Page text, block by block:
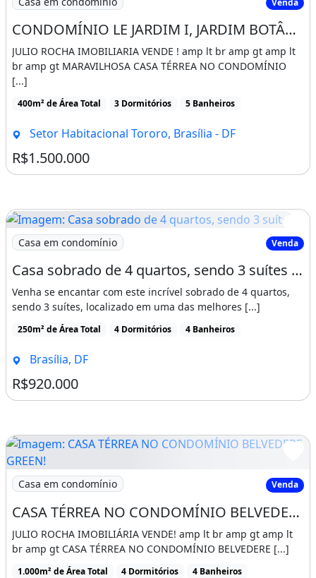
Infraestrutura completa com materiais de
Tubulações, conexões e parte estrutural
executadas com qualidade superior
Localização estratégica
Região dos Lagos em Sobradinho, um dos
pontos mais consolidados e valorizados da
região.
Segurança
Tranquilidade
Fácil acesso
Perfil familiar
Essa não é uma casa “de mercado”.
quem valoriza construção bem feita e não
quer dor de cabeça com reforma ou
manutenção.
Características da casa em condomínio:
Churrasqueira
Dependência De Empregados
CONDOMÍNIO LE JARDIM I, JARDIM BOTÂNICO, BRASÍLIA - DF
JULIO ROCHA IMOBILIARIA VENDE ! amp lt br amp gt amp lt
br amp gt MARAVILHOSA CASA TÉRREA NO CONDOMÍNIO
[...]
400m² de Área Total 3 Dormitórios 5 Banheiros
Setor Habitacional Tororo, Brasília - DF
R$1.500.000
Imagem: Casa sobrado de 4 quartos, sendo 3 suítes
Casa em condomínio Venda
Casa sobrado de 4 quartos, sendo 3 suítes c/Piscina
Venha se encantar com este incrível sobrado de 4 quartos,
sendo 3 suítes, localizado em uma das melhores [...]
250m² de Área Total 4 Dormitórios 4 Banheiros
Brasília, DF
R$920.000
Imagem: CASA TÉRREA NO CONDOMÍNIO BELVEDERE
Casa em condomínio Venda
CASA TÉRREA NO CONDOMÍNIO BELVEDERE GREEN!
JULIO ROCHA IMOBILIÁRIA VENDE! amp lt br amp gt amp lt
br amp gt CASA TÉRREA NO CONDOMÍNIO BELVEDERE [...]
1.000m² de Área Total 4 Dormitórios 4 Banheiros